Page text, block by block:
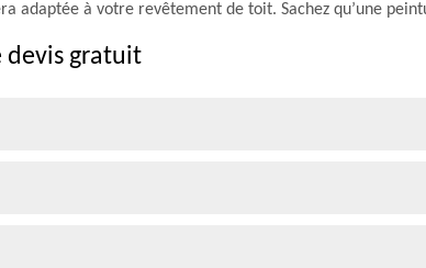
adaptée à votre revêtement de toit. Sachez qu’une
devis gratuit